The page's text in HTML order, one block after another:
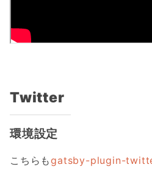
Twitter
環境設定
こちらもgatsby-plugin-